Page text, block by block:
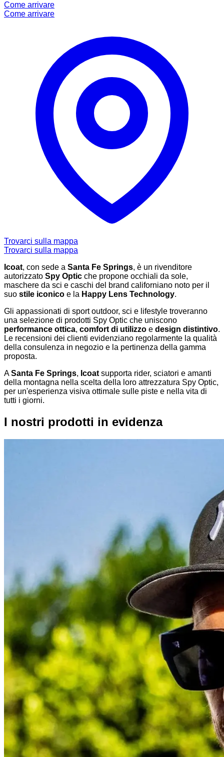
Come arrivare
Come arrivare
Trovarci sulla mappa
Trovarci sulla mappa
Icoat, con sede a Santa Fe Springs, è un rivenditore
autorizzato Spy Optic che propone occhiali da sole,
maschere da sci e caschi del brand californiano noto per il
suo stile iconico e la Happy Lens Technology.
Gli appassionati di sport outdoor, sci e lifestyle troveranno
una selezione di prodotti Spy Optic che uniscono
performance ottica, comfort di utilizzo e design distintivo.
Le recensioni dei clienti evidenziano regolarmente la qualità
della consulenza in negozio e la pertinenza della gamma
proposta.
ASanta Fe Springs, Icoat supporta rider, sciatori e amanti
della montagna nella scelta della loro attrezzatura Spy Optic,
per un'esperienza visiva ottimale sulle piste e nella vita di
tutti i giorni.
I nostri prodotti in evidenza